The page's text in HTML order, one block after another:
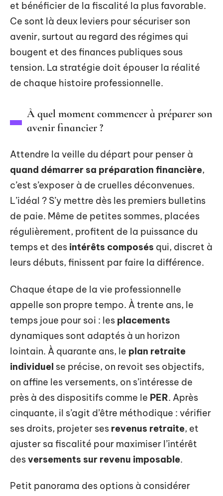
et bénéficier de la fiscalité la plus favorable.
Ce sont là deux leviers pour sécuriser son
avenir, surtout au regard des régimes qui
bougent et des finances publiques sous
tension. La stratégie doit épouser la réalité
de chaque histoire professionnelle.
À quel moment commencer à préparer son
avenir financier ?
Attendre la veille du départ pour penser à
quand démarrer sa préparation financière,
c’est s’exposer à de cruelles déconvenues.
L’idéal ? S’y mettre dès les premiers bulletins
de paie. Même de petites sommes, placées
régulièrement, profitent de la puissance du
temps et des intérêts composés qui, discret à
leurs débuts, finissent par faire la différence.
Chaque étape de la vie professionnelle
appelle son propre tempo. À trente ans, le
temps joue pour soi : les placements
dynamiques sont adaptés à un horizon
lointain. À quarante ans, le plan retraite
individuel se précise, on revoit ses objectifs,
on affine les versements, on s’intéresse de
près à des dispositifs comme le PER. Après
cinquante, il s’agit d’être méthodique : vérifier
ses droits, projeter ses revenus retraite, et
ajuster sa fiscalité pour maximiser l’intérêt
desversements sur revenu imposable.
Petit panorama des options à considérer